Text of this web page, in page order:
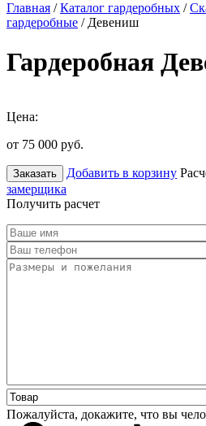
Главная /Каталог гардеробных /
гардеробные / Девениш
Гардеробная
Цена:
от 75 000 руб.
Заказать Добавить в корзину
замерщика
Получить расчет
Пожалуйста, докажите, что вы